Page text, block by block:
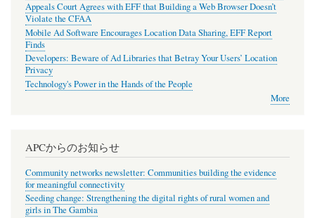
Appeals Court Agrees with EFF that Building a Web Browser Doesn’t
Violate the CFAA
Mobile Ad Software Encourages Location Data Sharing, EFF Report
Finds
Developers: Beware of Ad Libraries that Betray Your Users’ Location
Privacy
Technology's Power in the Hands of the People
More
APCからのお知らせ
Community networks newsletter: Communities building the evidence
for meaningful connectivity
Seeding change: Strengthening the digital rights of rural women and
girls in The Gambia